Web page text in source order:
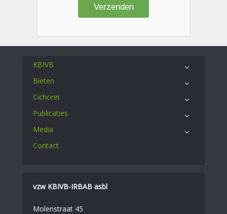
KBIVB
Bieten
Cichorei
Publicaties
Media
Contact
vzw KBIVB-IRBAB asbl
Molenstraat 45